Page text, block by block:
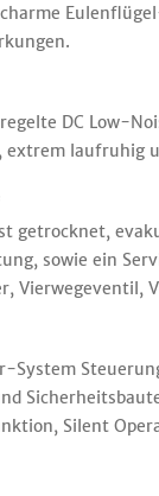
DC Low-
extrem laufruhig
getrocknet,
sowie ein
Vierwegeventil,
System
Silent